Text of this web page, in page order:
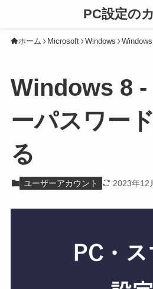
PC設定の
ホーム Microsoft Windows
Windows 8 -
ーパスワー
る
ユーザーアカウント 2023年12